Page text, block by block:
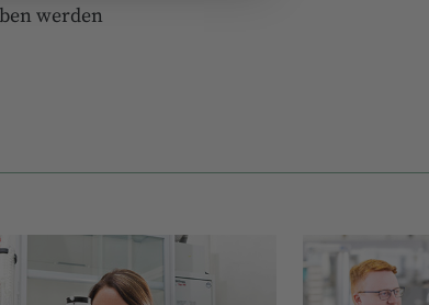
werden